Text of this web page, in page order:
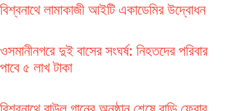
বিশ্বনাথে লামাকাজী আইটি একাডেমির উদ্বোধন
ওসমানীনগরে দুই বাসের সংঘর্ষ: নিহতদের পরিবার
পাবে ৫ লাখ টাকা